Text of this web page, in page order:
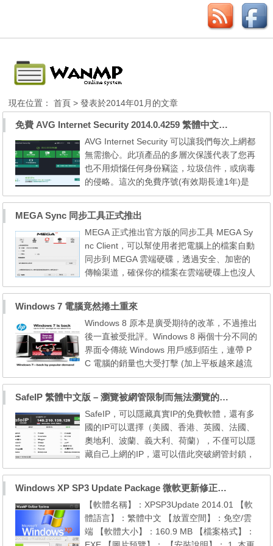
現在位置：首頁 > 發表於2014年01月的文章
免費 AVG Internet Security 2014.0.4259 繁體中文版華為版
AVG Internet Security 可以讓我們每次上網都
無需擔心。此項產品的多層次保護代表了您再
也不用煩惱任何身份竊盜，垃圾信件，或病毒
的侵略。這次的免費序號(有效期長達1年)是
直接內嵌在 AVG 官方的安裝包中，所以直接
直方便到家。 本來這個活動是 AVG 為華為用
戶特別提供的，但是下面的截圖可以證明，它
對其他用戶也是有效的。並且安裝之後就是繁
體中文界面，使用...
MEGA Sync 同步工具正式推出
MEGA 正式推出官方版的同步工具 MEGA Sy
nc Client，可以幫使用者把電腦上的檔案自動
同步到 MEGA 雲端硬碟，透過安全、加密的
傳輸渠道，確保你的檔案在雲端硬碟上也沒人
可以存取，而 MEGA 提供 50 GB 超大空間也
就有更好的運用。 MEGA Sync 已推出 Wind
ows 版本，具有正體中文在內等多國語言，安
裝後登入 MEGA 帳戶，就能自動和雲端硬碟
連結，也可自行選擇要同步的資料夾。而且內
建上傳速度限制的頻寬調整...
Windows 7 電腦竟然捲土重來
Windows 8 原本是廣受期待的改革，不過推出
後一直被受批評。Windows 8 兩個十分不同的
界面令傳統 Windows 用戶感到陌生，連帶 P
C 電腦的銷量也大受打擊 (加上平板越來越流
行)。現在最大 PC 生產商 HP 終於忍無可忍，
幾天不斷宣傳 「Windows 7 is back」 (Windo
ws 7 回來了)，表示是順應大量用戶要求。如
果購買 HP 電腦時選擇 Windows 7 而不是 Wi
ndows 8 還可以...
SafeIP 繁體中文版 – 瀏覽被網管限制而無法瀏覽的網站
SafeIP，可以隱藏真實IP的免費軟體，還有多
國的IP可以選擇（美國、香港、英國、法國、
奧地利、波蘭、義大利、荷蘭），不僅可以隱
藏自己上網的IP，還可以借此突破網管封鎖，
達到翻牆的目的，瀏覽被網管限制而無法瀏覽
的網站（例如：在大陸上Facebook），也可
以運用於瀏覽特定國家的IP才能進入的網站，
完全免費、沒有廣告。 官方網站：SafeIP, LL
C. 軟體性質：免費軟體 介面語言：繁體中文
系統需求：Windo...
Windows XP SP3 Update Package 微軟更新修正包 (2014.01月份)
【軟體名稱】：XPSP3Update 2014.01 【軟
體語言】：繁體中文 【放置空間】：免空/雲
端 【軟體大小】：160.9 MB 【檔案格式】：